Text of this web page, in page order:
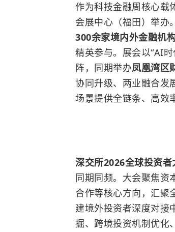
作为科技金融周核心载
会展中心（福田）举办
300余家境内外金融机
精英参与。展会以“AI
阵，同期举办凤凰湾区
协同升级、两业融合发
场景提供全链条、高效
深交所2026全球投资者
同期同频。大会聚焦资
合作等核心方向，汇聚
建境外投资者深度对接
掘、跨境投资机制优化